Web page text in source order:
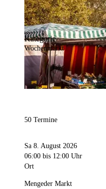
Kategorie
Wochenmarkt
50 Termine
Sa 8. August 2026
06:00 bis 12:00 Uhr
Ort
Mengeder Markt